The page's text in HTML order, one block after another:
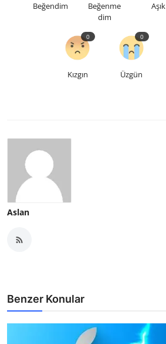
Beğendim
Beğenme
dim
Aşık
Kızgın
0
Üzgün
0
Aslan
Benzer Konular